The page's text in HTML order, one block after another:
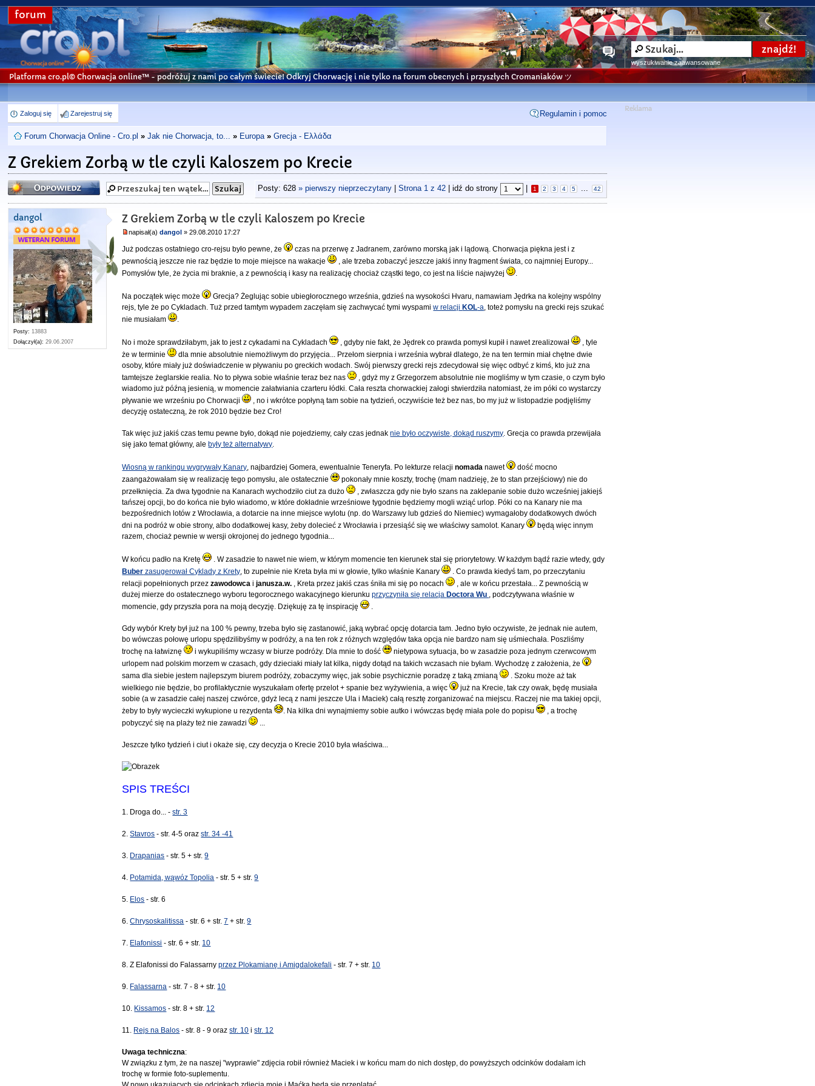
forum
wyszukiwanie zaawansowane
Platforma cro.pl© Chorwacja online™ - podróżuj z nami po całym świecie! Odkryj Chorwację i nie tylko na forum obecnych i przyszłych Cromaniaków ツ
Zaloguj się Zarejestruj się Regulamin i pomoc
Forum Chorwacja Online - Cro.pl » Jak nie Chorwacja, to... » Europa » Grecja - Ελλάδα
Z Grekiem Zorbą w tle czyli Kaloszem po Krecie
Odpowiedz Posty: 628 » pierwszy nieprzeczytany| Strona 1z 42| idź do strony 1 2 3 4 5 ... 42
dangol
Posty: 13883
Dołączył(a): 29.06.2007
Z Grekiem Zorbą w tle czyli Kaloszem po Krecie
napisał(a)dangol » 29.08.2010 17:27
Już podczas ostatniego cro-rejsu było pewne, że
czas na przerwę z Jadranem, zarówno morską jak i lądową. Chorwacja piękna jest i z
pewnością jeszcze nie raz będzie to moje miejsce na wakacje
, ale trzeba zobaczyć jeszcze jakiś inny fragment świata, co najmniej Europy...
Pomysłów tyle, że życia mi braknie, a z pewnością i kasy na realizację chociaż cząstki tego, co jest na liście najwyżej
.
Na początek więc może
Grecja? Żeglując sobie ubiegłorocznego września, gdzieś na wysokości Hvaru, namawiam Jędrka na kolejny wspólny
rejs, tyle że po Cykladach. Tuż przed tamtym wypadem zaczęłam się zachwycać tymi wyspamiw relacji KOL-a, toteż pomysłu na grecki rejs szukać
nie musiałam
.
No i może sprawdziłabym, jak to jest z cykadami na Cykladach , gdyby nie fakt, że Jędrek co prawda pomysł kupił i nawet zrealizował
, tyle
że w terminie
dla mnie absolutnie niemożliwym do przyjęcia... Przełom sierpnia i września wybrał dlatego, że na ten termin miał chętne dwie
osoby, które miały już doświadczenie w pływaniu po greckich wodach. Swój pierwszy grecki rejs zdecydował się więc odbyć z kimś, kto już zna
tamtejsze żeglarskie realia. No to pływa sobie właśnie teraz bez nas
, gdyż my z Grzegorzem absolutnie nie mogliśmy w tym czasie, o czym było
wiadomo już późną jesienią, w momencie załatwiania czarteru łódki. Cała reszta chorwackiej załogi stwierdziła natomiast, że im póki co wystarczy
pływanie we wrześniu po Chorwacji
, no i wkrótce popłyną tam sobie na tydzień, oczywiście też bez nas, bo my już w listopadzie podjęliśmy
decyzję ostateczną, że rok 2010 będzie bez Cro!
Tak więc już jakiś czas temu pewne było, dokąd nie pojedziemy, cały czas jednaknie było oczywiste, dokąd ruszymy. Grecja co prawda przewijała
się jako temat główny, ale były też alternatywy.
Wiosną w rankingu wygrywały Kanary, najbardziej Gomera, ewentualnie Teneryfa. Po lekturze relacjinomadanawet
dość mocno
zaangażowałam się w realizację tego pomysłu, ale ostatecznie
pokonały mnie koszty, trochę (mam nadzieję, że to stan przejściowy) nie do
przełknięcia. Za dwa tygodnie na Kanarach wychodziło ciut za dużo
, zwłaszcza gdy nie było szans na zaklepanie sobie dużo wcześniej jakiejś
tańszej opcji, bo do końca nie było wiadomo, w które dokładnie wrześniowe tygodnie będziemy mogli wziąć urlop. Póki co na Kanary nie ma
bezpośrednich lotów z Wrocławia, a dotarcie na inne miejsce wylotu (np. do Warszawy lub gdzieś do Niemiec) wymagałoby dodatkowych dwóch
dni na podróż w obie strony, albo dodatkowej kasy, żeby dolecieć z Wrocławia i przesiąść się we właściwy samolot. Kanary
będą więc innym
razem, chociaż pewnie w wersji okrojonej do jednego tygodnia...
W końcu padło na Kretę
. W zasadzie to nawet nie wiem, w którym momencie ten kierunek stał się priorytetowy. W każdym bądź razie wtedy, gdy
Buber zasugerował Cyklady z Krety, to zupełnie nie Kreta była mi w głowie, tylko właśnie Kanary
. Co prawda kiedyś tam, po przeczytaniu
relacji popełnionych przezzawodowca ijanusza.w. , Kreta przez jakiś czas śniła mi się po nocach
, ale w końcu przestała... Z pewnością w
dużej mierze do ostatecznego wyboru tegorocznego wakacyjnego kierunkuprzyczyniła się relacja Doctora Wu , podczytywana właśnie w
momencie, gdy przyszła pora na moją decyzję. Dziękuję za tę inspirację
.
Gdy wybór Krety był już na 100 % pewny, trzeba było się zastanowić, jaką wybrać opcję dotarcia tam. Jedno było oczywiste, że jednak nie autem,
bo wówczas połowę urlopu spędzilibyśmy w podróży, a na ten rok z różnych względów taka opcja nie bardzo nam się uśmiechała. Poszliśmy
trochę na łatwiznę
i wykupiliśmy wczasy w biurze podróży. Dla mnie to dość
nietypowa sytuacja, bo w zasadzie poza jednym czerwcowym
urlopem nad polskim morzem w czasach, gdy dzieciaki miały lat kilka, nigdy dotąd na takich wczasach nie byłam. Wychodzę z założenia, że
sama dla siebie jestem najlepszym biurem podróży, zobaczymy więc, jak sobie psychicznie poradzę z taką zmianą
. Szoku może aż tak
wielkiego nie będzie, bo profilaktycznie wyszukałam ofertę przelot + spanie bez wyżywienia, a więc
już na Krecie, tak czy owak, będę musiała
sobie (a w zasadzie całej naszej czwórce, gdyż lecą z nami jeszcze Ula i Maciek) całą resztę zorganizować na miejscu. Raczej nie ma takiej opcji,
żeby to były wycieczki wykupione u rezydenta
. Na kilka dni wynajmiemy sobie autko i wówczas będę miała pole do popisu
, a trochę
pobyczyć się na plaży też nie zawadzi
...
Jeszcze tylko tydzień i ciut i okaże się, czy decyzja o Krecie 2010 była właściwa...
SPIS TREŚCI
1. Droga do... -str. 3
2.Stavros - str. 4-5 orazstr. 34 -41
3. Drapanias - str. 5 + str.9
4. Potamida, wąwóz Topolia - str. 5 + str.9
5. Elos - str. 6
6.Chrysoskalitissa - str. 6 + str.7 + str.9
7. Elafonissi - str. 6 + str. 10
8. Z Elafonissi do Falassarnyprzez Plokamianę i Amigdalokefali - str. 7 + str. 10
9. Falassarna - str. 7 - 8 + str. 10
10. Kissamos - str. 8 + str. 12
11. Rejs na Balos - str. 8 - 9 orazstr. 10 istr. 12
Uwaga techniczna:
W związku z tym, że na naszej "wyprawie" zdjęcia robił również Maciek i w końcu mam do nich dostęp, do powyższych odcinków dodałam ich
trochę w formie foto-suplementu.